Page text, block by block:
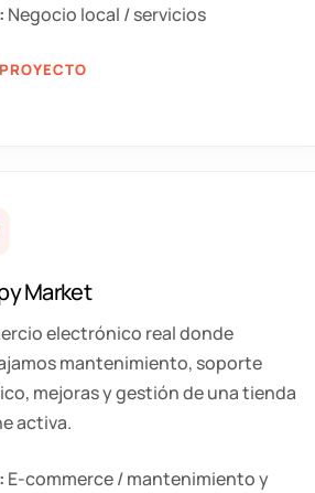
Negocio local / servicios
Market
electrónico real donde
mantenimiento, soporte
mejoras y gestión de una tienda
activa.
E-commerce / mantenimiento y